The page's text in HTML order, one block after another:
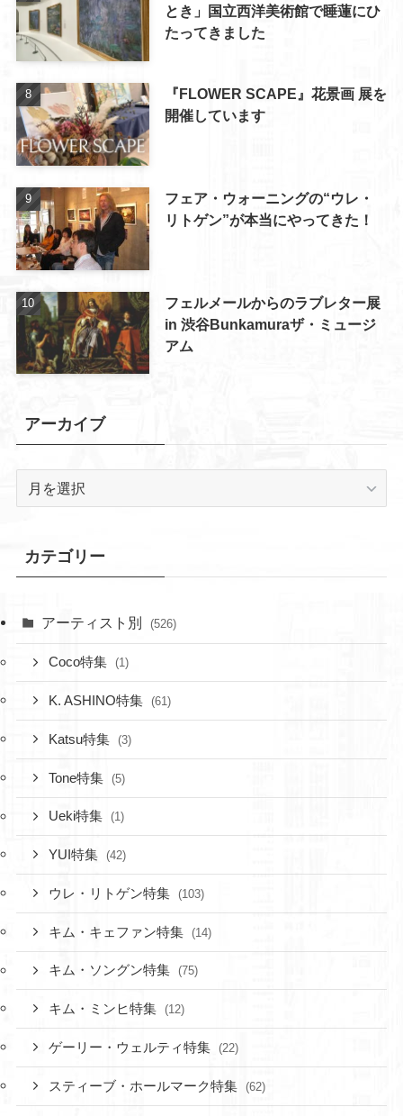
とき」国立西洋美術館で睡蓮にひ
たってきました
『FLOWER SCAPE』花景画 展を
開催しています
フェア・ウォーニングの“ウレ・
リトゲン”が本当にやってきた！
フェルメールからのラブレター展
in 渋谷Bunkamuraザ・ミュージ
アム
アーカイブ
ブ
カテゴリー
アーティスト別 (526)
Coco特集 (1)
K. ASHINO特集 (61)
Katsu特集 (3)
Tone特集 (5)
Ueki特集 (1)
YUI特集 (42)
ウレ・リトゲン特集 (103)
キム・キェファン特集 (14)
キム・ソングン特集 (75)
キム・ミンヒ特集 (12)
ゲーリー・ウェルティ特集 (22)
スティーブ・ホールマーク特集 (62)